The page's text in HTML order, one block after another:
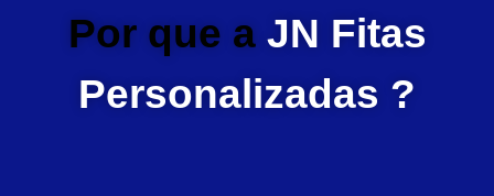
Por que a JN Fitas
Personalizadas ?